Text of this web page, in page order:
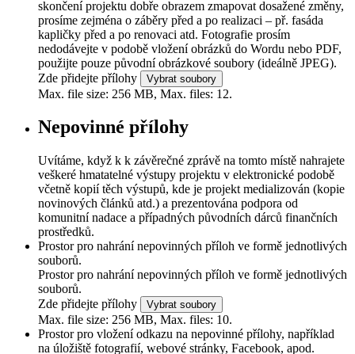
skončení projektu dobře obrazem zmapovat dosažené změny,
prosíme zejména o záběry před a po realizaci – př. fasáda
kapličky před a po renovaci atd. Fotografie prosím
nedodávejte v podobě vložení obrázků do Wordu nebo PDF,
použijte pouze původní obrázkové soubory (ideálně JPEG).
Zde přidejte přílohy
Vybrat soubory
Max. file size: 256 MB, Max. files: 12.
Nepovinné přílohy
Uvítáme, když k k závěrečné zprávě na tomto místě nahrajete
veškeré hmatatelné výstupy projektu v elektronické podobě
včetně kopií těch výstupů, kde je projekt medializován (kopie
novinových článků atd.) a prezentována podpora od
komunitní nadace a případných původních dárců finančních
prostředků.
Prostor pro nahrání nepovinných příloh ve formě jednotlivých
souborů.
Prostor pro nahrání nepovinných příloh ve formě jednotlivých
souborů.
Zde přidejte přílohy
Vybrat soubory
Max. file size: 256 MB, Max. files: 10.
Prostor pro vložení odkazu na nepovinné přílohy, například
na úložiště fotografií, webové stránky, Facebook, apod.